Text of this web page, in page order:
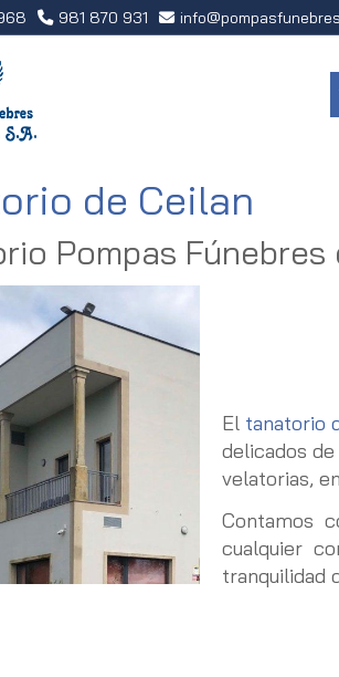
981 870 931 info
de Ceilan
Pompas
El tanatorio
delicados
velatorias,
Contamos
cualquier
tranquilidad